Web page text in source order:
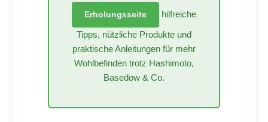
Erholungsseite hilfreiche
Tipps, nützliche Produkte und
praktische Anleitungen für mehr
Wohlbefinden trotz Hashimoto,
Basedow & Co.